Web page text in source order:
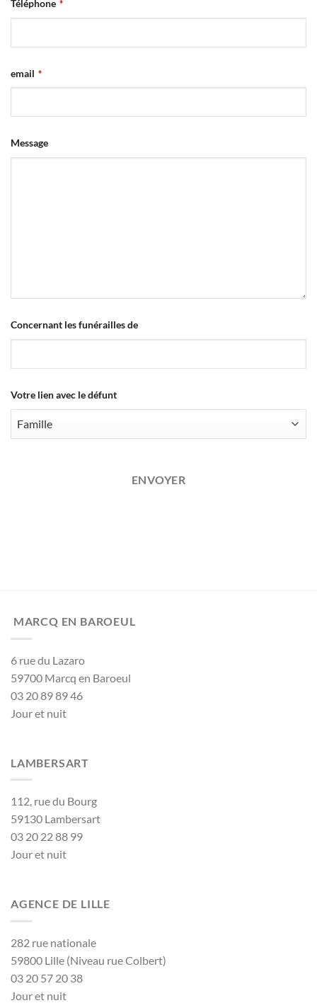
Téléphone *
Email *
email *
Message
Concernant les funérailles de
Votre lien avec le défunt
ENVOYER
MARCQ EN BAROEUL
6 rue du Lazaro
59700 Marcq en Baroeul
03 20 89 89 46
Jour et nuit
LAMBERSART
112, rue du Bourg
59130 Lambersart
03 20 22 88 99
Jour et nuit
AGENCE DE LILLE
282 rue nationale
59800 Lille (Niveau rue Colbert)
03 20 57 20 38
Jour et nuit